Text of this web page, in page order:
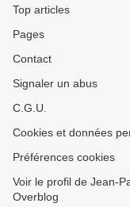
Top articles
Pages
Contact
Signaler un abus
C.G.U.
Cookies et données
Préférences cookies
Voir le profil de Jean-
Overblog